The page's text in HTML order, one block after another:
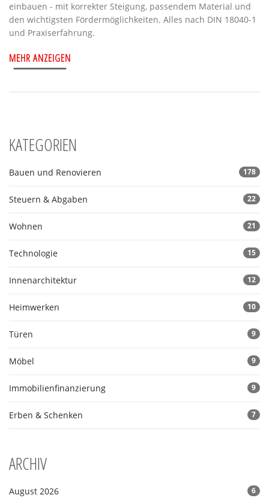
einbauen - mit korrekter Steigung, passendem Material und
den wichtigsten Fördermöglichkeiten. Alles nach DIN 18040-1
und Praxiserfahrung.
MEHR ANZEIGEN
KATEGORIEN
Bauen und Renovieren 178
Steuern & Abgaben 22
Wohnen 21
Technologie 15
Innenarchitektur 12
Heimwerken 10
Türen 9
Möbel 9
Immobilienfinanzierung 9
Erben & Schenken 7
ARCHIV
August 2026 6